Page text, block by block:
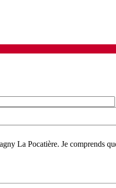
La Pocatière. Je comprends